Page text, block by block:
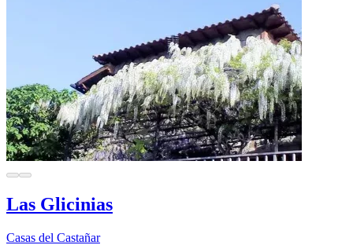
Las Glicinias
Casas del Castañar